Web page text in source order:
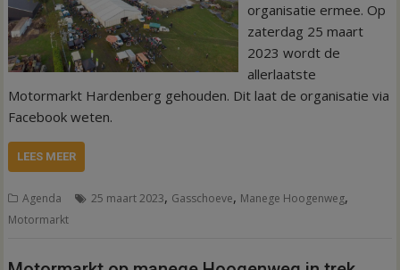
organisatie ermee. Op
zaterdag 25 maart
2023 wordt de
allerlaatste
Motormarkt Hardenberg gehouden. Dit laat de organisatie via
Facebook weten.
LEES MEER
Agenda 25 maart 2023, Gasschoeve, Manege Hoogenweg,
Motormarkt